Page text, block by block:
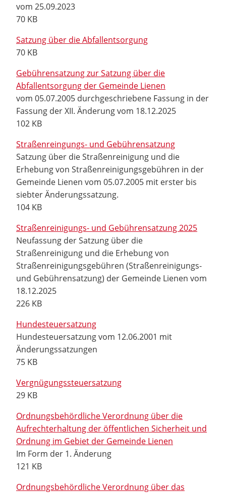
vom 25.09.2023
70 KB
Satzung über die Abfallentsorgung
70 KB
Gebührensatzung zur Satzung über die
Abfallentsorgung der Gemeinde Lienen
vom 05.07.2005 durchgeschriebene Fassung in der
Fassung der XII. Änderung vom 18.12.2025
102 KB
Straßenreingungs- und Gebührensatzung
Satzung über die Straßenreinigung und die
Erhebung von Straßenreinigungsgebühren in der
Gemeinde Lienen vom 05.07.2005 mit erster bis
siebter Änderungssatzung.
104 KB
Straßenreinigungs- und Gebührensatzung 2025
Neufassung der Satzung über die
Straßenreinigung und die Erhebung von
Straßenreinigungsgebühren (Straßenreinigungs-
und Gebührensatzung) der Gemeinde Lienen vom
18.12.2025
226 KB
Hundesteuersatzung
Hundesteuersatzung vom 12.06.2001 mit
Änderungssatzungen
75 KB
Vergnügungssteuersatzung
29 KB
Ordnungsbehördliche Verordnung über die
Aufrechterhaltung der öffentlichen Sicherheit und
Ordnung im Gebiet der Gemeinde Lienen
Im Form der 1. Änderung
121 KB
Ordnungsbehördliche Verordnung über das